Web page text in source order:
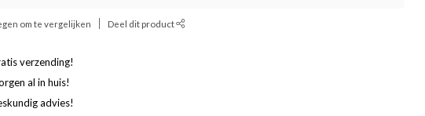
om te vergelijken Deel dit product
verzending!
al in huis!
advies!